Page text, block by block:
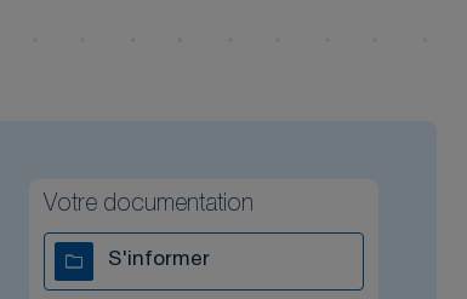
Votre documentation
S'informer